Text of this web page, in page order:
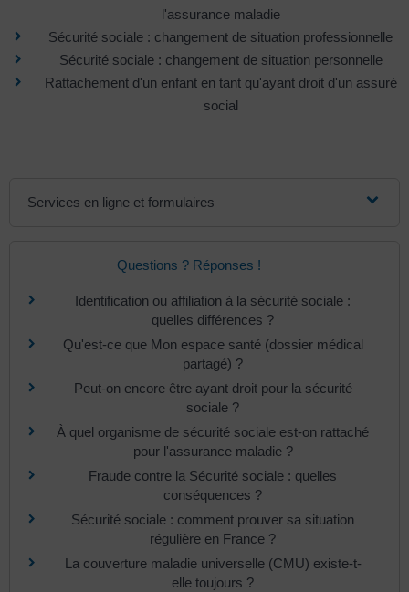
l'assurance maladie
Sécurité sociale : changement de situation professionnelle
Sécurité sociale : changement de situation personnelle
Rattachement d'un enfant en tant qu'ayant droit d'un assuré
social
Services en ligne et formulaires
Questions ? Réponses !
Identification ou affiliation à la sécurité sociale :
quelles différences ?
Qu'est-ce que Mon espace santé (dossier médical
partagé) ?
Peut-on encore être ayant droit pour la sécurité
sociale ?
À quel organisme de sécurité sociale est-on rattaché
pour l'assurance maladie ?
Fraude contre la Sécurité sociale : quelles
conséquences ?
Sécurité sociale : comment prouver sa situation
régulière en France ?
La couverture maladie universelle (CMU) existe-t-
elle toujours ?